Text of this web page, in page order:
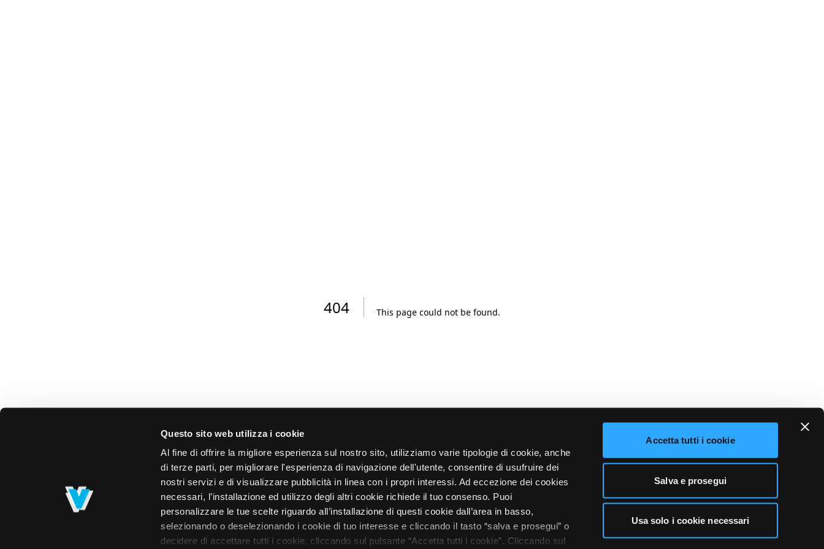
Questo sito web utilizza i cookie
Al fine di offrire la migliore esperienza sul nostro sito, utilizziamo varie tipologie di cookie, anche
di terze parti, per migliorare l'esperienza di navigazione dell'utente, consentire di usufruire dei
nostri servizi e di visualizzare pubblicità in linea con i propri interessi. Ad eccezione dei cookies
necessari, l’installazione ed utilizzo degli altri cookie richiede il tuo consenso. Puoi
personalizzare le tue scelte riguardo all’installazione di questi cookie dall’area in basso,
selezionando o deselezionando i cookie di tuo interesse e cliccando il tasto “salva e prosegui” o
decidere di accettare tutti i cookie, cliccando sul pulsante “Accetta tutti i cookie”. Cliccando sul
Accetta tutti i cookie
Salva e prosegui
Usa solo i cookie necessari
404 This page could not be found.